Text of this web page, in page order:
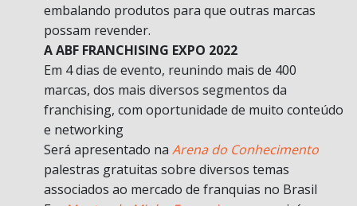
embalando produtos para que outras marcas
possam revender.
A ABF FRANCHISING EXPO 2022
Em 4 dias de evento, reunindo mais de 400
marcas, dos mais diversos segmentos da
franchising, com oportunidade de muito conteúdo
e networking
Será apresentado na Arena do Conhecimento
palestras gratuitas sobre diversos temas
associados ao mercado de franquias no Brasil